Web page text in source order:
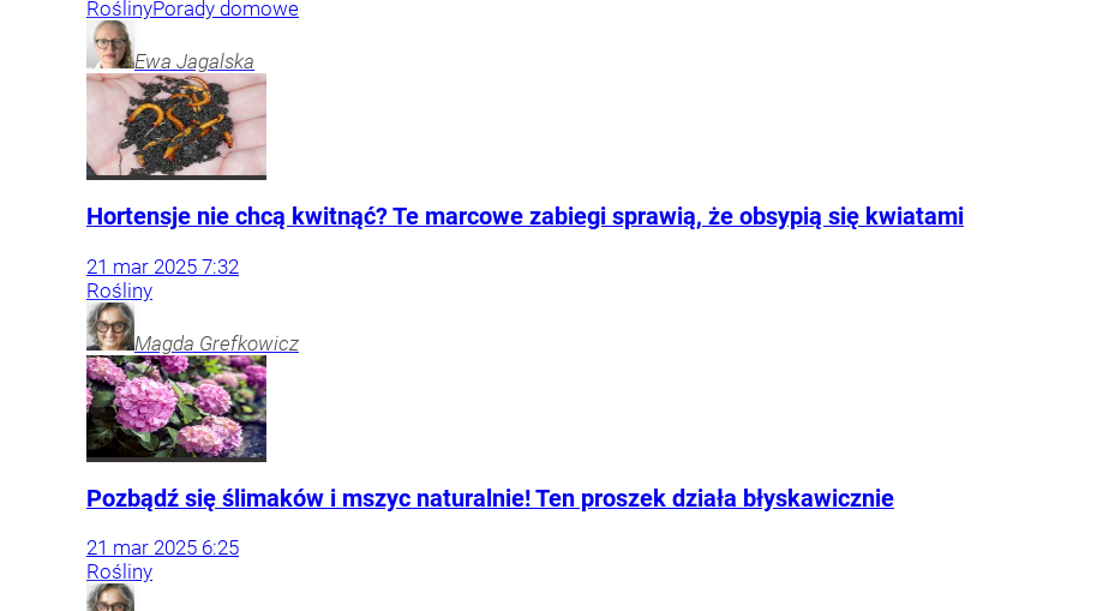
RoślinyPorady domowe
Ewa Jagalska
Hortensje nie chcą kwitnąć? Te marcowe zabiegi sprawią, że obsypią się kwiatami
21 mar 2025 7:32
Rośliny
Magda Grefkowicz
Pozbądź się ślimaków i mszyc naturalnie! Ten proszek działa błyskawicznie
21 mar 2025 6:25
Rośliny